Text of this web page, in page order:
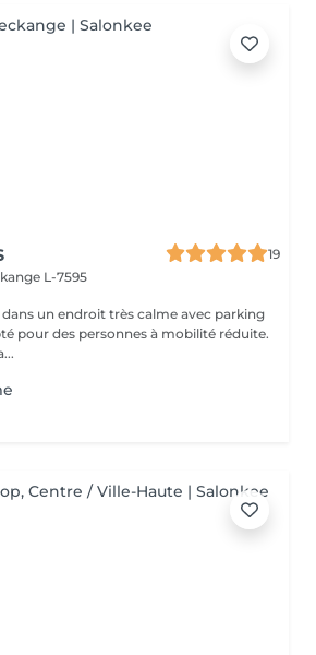
19
L-7595
dans un endroit très calme avec parking
pour des personnes à mobilité réduite.